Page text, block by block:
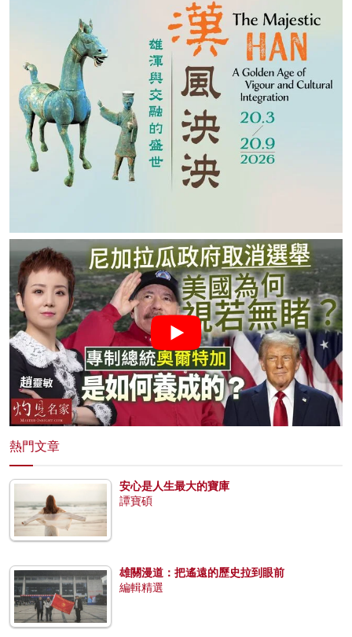
熱門文章
安心是人生最大的寶庫
譚寶碩
雄關漫道：把遙遠的歷史拉到眼前
編輯精選